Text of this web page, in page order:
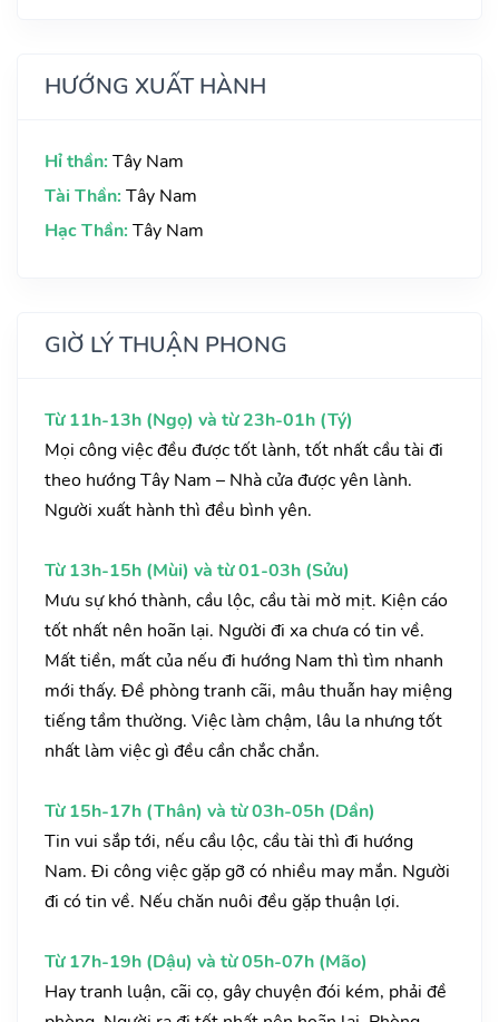
HƯỚNG XUẤT HÀNH
Hỉ thần: Tây Nam
Tài Thần: Tây Nam
Hạc Thần: Tây Nam
GIỜ LÝ THUẬN PHONG
Từ 11h-13h (Ngọ) và từ 23h-01h (Tý)
Mọi công việc đều được tốt lành, tốt nhất cầu tài đi
theo hướng Tây Nam – Nhà cửa được yên lành.
Người xuất hành thì đều bình yên.
Từ 13h-15h (Mùi) và từ 01-03h (Sửu)
Mưu sự khó thành, cầu lộc, cầu tài mờ mịt. Kiện cáo
tốt nhất nên hoãn lại. Người đi xa chưa có tin về.
Mất tiền, mất của nếu đi hướng Nam thì tìm nhanh
mới thấy. Đề phòng tranh cãi, mâu thuẫn hay miệng
tiếng tầm thường. Việc làm chậm, lâu la nhưng tốt
nhất làm việc gì đều cần chắc chắn.
Từ 15h-17h (Thân) và từ 03h-05h (Dần)
Tin vui sắp tới, nếu cầu lộc, cầu tài thì đi hướng
Nam. Đi công việc gặp gỡ có nhiều may mắn. Người
đi có tin về. Nếu chăn nuôi đều gặp thuận lợi.
Từ 17h-19h (Dậu) và từ 05h-07h (Mão)
Hay tranh luận, cãi cọ, gây chuyện đói kém, phải đề